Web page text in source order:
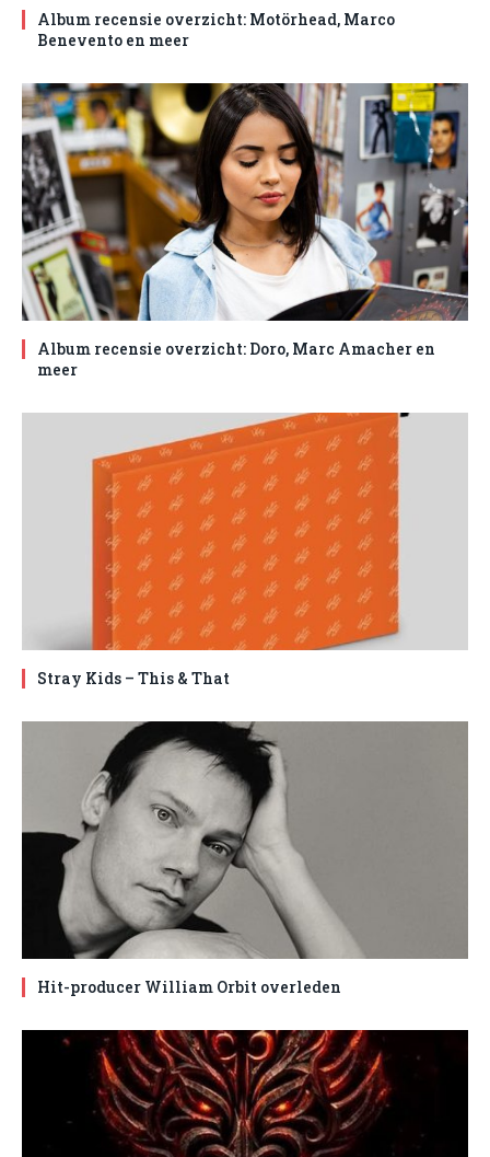
Album recensie overzicht: Motörhead, Marco
Benevento en meer
Album recensie overzicht: Doro, Marc Amacher en
meer
Stray Kids – This & That
Hit-producer William Orbit overleden